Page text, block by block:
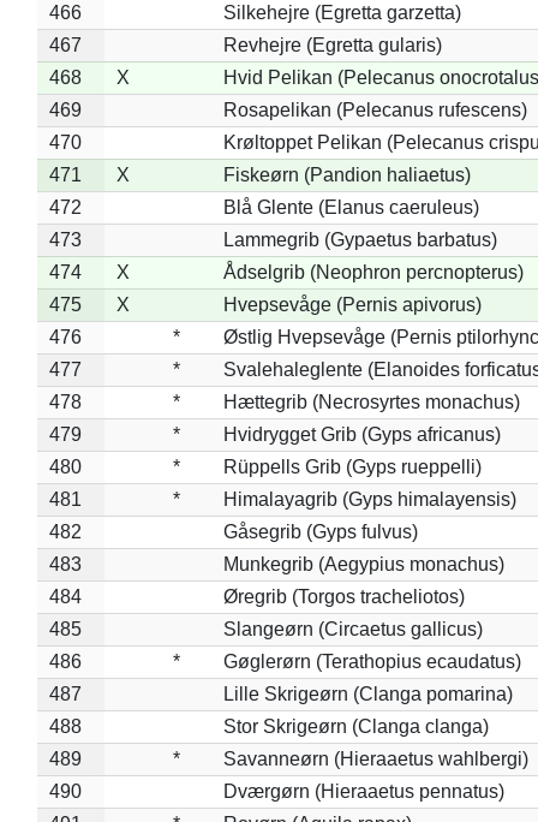
466
Silkehejre (Egretta garzetta)
467
Revhejre (Egretta gularis)
468
X
Hvid Pelikan (Pelecanus
469
Rosapelikan (Pelecanus rufescens)
470
Krøltoppet Pelikan (Pelecanus
471
X
Fiskeørn (Pandion haliaetus)
472
Blå Glente (Elanus caeruleus)
473
Lammegrib (Gypaetus barbatus)
474
X
Ådselgrib (Neophron percnopterus)
475
X
Hvepsevåge (Pernis apivorus)
476
*
Østlig Hvepsevåge (Pernis
477
*
Svalehaleglente (Elanoides
478
*
Hættegrib (Necrosyrtes monachus)
479
*
Hvidrygget Grib (Gyps africanus)
480
*
Rüppells Grib (Gyps rueppelli)
481
*
Himalayagrib (Gyps himalayensis)
482
Gåsegrib (Gyps fulvus)
483
Munkegrib (Aegypius monachus)
484
Øregrib (Torgos tracheliotos)
485
Slangeørn (Circaetus gallicus)
486
*
Gøglerørn (Terathopius ecaudatus)
487
Lille Skrigeørn (Clanga pomarina)
488
Stor Skrigeørn (Clanga clanga)
489
*
Savanneørn (Hieraaetus wahlbergi)
490
Dværgørn (Hieraaetus pennatus)